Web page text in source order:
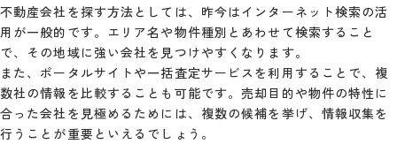
不動産会社を探す方法としては、昨今はインターネット検索の活
用が一般的です。エリア名や物件種別とあわせて検索すること
で、その地域に強い会社を見つけやすくなります。
また、ポータルサイトや一括査定サービスを利用することで、複
数社の情報を比較することも可能です。売却目的や物件の特性に
合った会社を見極めるためには、複数の候補を挙げ、情報収集を
行うことが重要といえるでしょう。